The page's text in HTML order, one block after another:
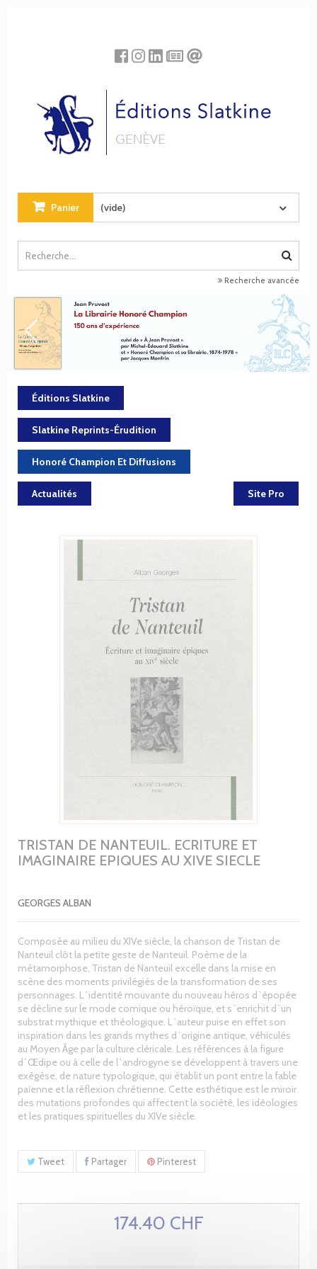
Panier (vide)
Recherche avancée
Éditions Slatkine
Slatkine Reprints-Érudition
Honoré Champion Et Diffusions
Actualités Site Pro
TRISTAN DE NANTEUIL. ECRITURE ET
IMAGINAIRE EPIQUES AU XIVE SIECLE
GEORGES ALBAN
Composée au milieu du XIVe siècle, la chanson de Tristan de
Nanteuil clôt la petite geste de Nanteuil. Poème de la
métamorphose, Tristan de Nanteuil excelle dans la mise en
scène des moments privilégiés de la transformation de ses
personnages. L`identité mouvante du nouveau héros d`épopée
se décline sur le mode comique ou héroïque, et s`enrichit d`un
substrat mythique et théologique. L`auteur puise en effet son
inspiration dans les grands mythes d`origine antique, véhiculés
au Moyen Âge par la culture cléricale. Les références à la figure
d`Œdipe ou à celle de l`androgyne se développent à travers une
exégèse, de nature typologique, qui établit un pont entre la fable
païenne et la réflexion chrétienne. Cette esthétique est le miroir
des mutations profondes qui affectent la société, les idéologies
et les pratiques spirituelles du XIVe siècle.
Tweet Partager Pinterest
174.40 CHF